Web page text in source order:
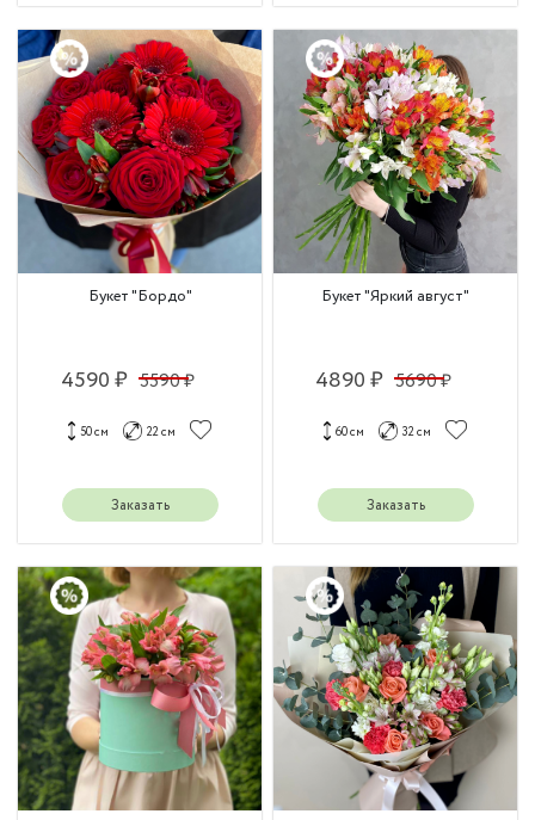
Букет "Бордо"
4590 ₽ 5590 ₽
50 см 22 см
Заказать
Букет "Яркий август"
4890 ₽ 5690 ₽
60 см 32 см
Заказать